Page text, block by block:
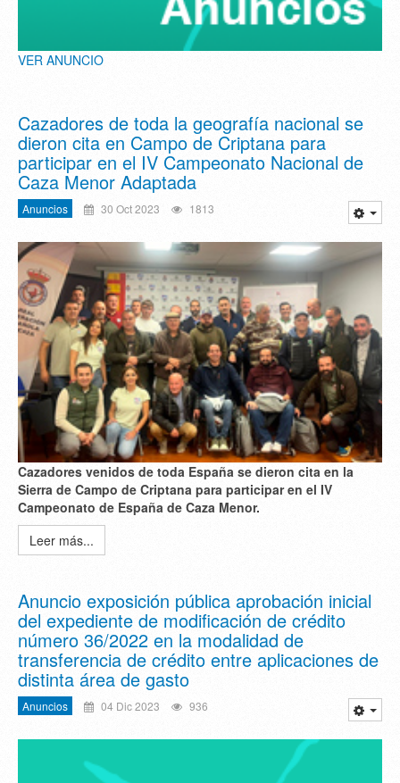
VER ANUNCIO
Cazadores de toda la geografía nacional se
dieron cita en Campo de Criptana para
participar en el IV Campeonato Nacional de
Caza Menor Adaptada
Anuncios 30 Oct 2023 1813
Cazadores venidos de toda España se dieron cita en la
Sierra de Campo de Criptana para participar en el IV
Campeonato de España de Caza Menor.
Leer más...
Anuncio exposición pública aprobación inicial
del expediente de modificación de crédito
número 36/2022 en la modalidad de
transferencia de crédito entre aplicaciones de
distinta área de gasto
Anuncios 04 Dic 2023 936